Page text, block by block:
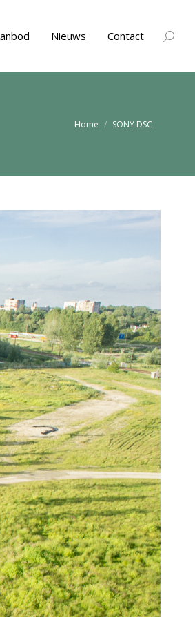
Nieuws Contact
Je bent hier:
Home SONY DSC